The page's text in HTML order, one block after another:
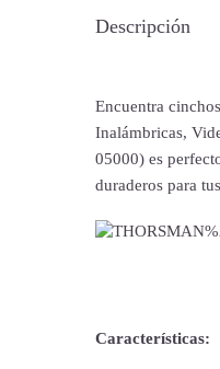
Descripción
Encuentra
Inalámbricas,
05000) es
duraderos para
Características: